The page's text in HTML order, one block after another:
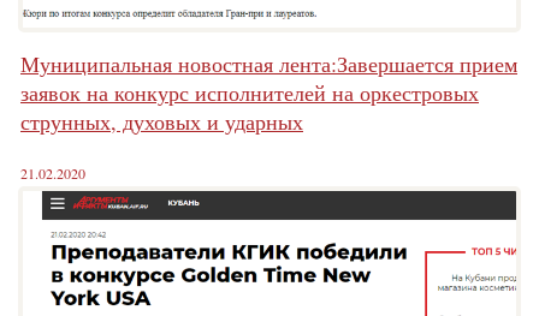
Муниципальная новостная лента:Завершается прием
заявок на конкурс исполнителей на оркестровых
струнных, духовых и ударных
21.02.2020